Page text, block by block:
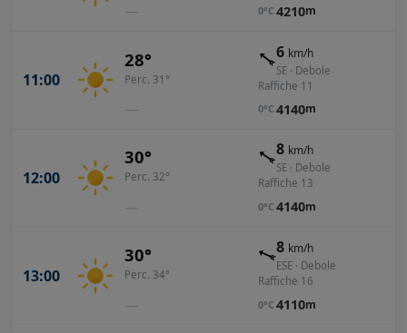
— 0°C 4210m
11:00
28°
Perc. 31°
—
6 km/h
SE · Debole
Raffiche 11
0°C 4140m
12:00
30°
Perc. 32°
—
8 km/h
SE · Debole
Raffiche 13
0°C 4140m
13:00
30°
Perc. 34°
—
8 km/h
ESE · Debole
Raffiche 16
0°C 4110m